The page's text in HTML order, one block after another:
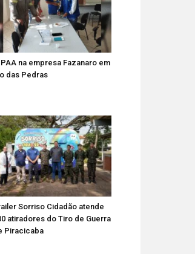
na empresa Fazanaro em
das Pedras
Sorriso Cidadão atende
atiradores do Tiro de Guerra
Piracicaba